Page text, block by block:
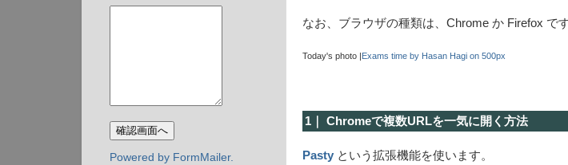
なお、ブラウザの種類は、Chrome か Firefox です
Today's photo |Exams time by Hasan Hagi on 500px
1｜ Chromeで複数URLを一気に開く方法
Pasty という拡張機能を使います。
Powered by FormMailer.